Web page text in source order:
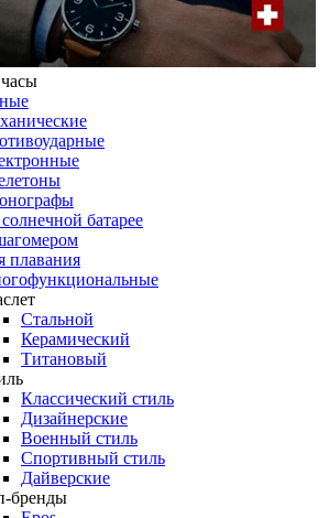
батарее
плавания
Стальной
Керамический
Титановый
Классический стиль
Дизайнерские
Военный стиль
Спортивный стиль
Дайверские
бренды